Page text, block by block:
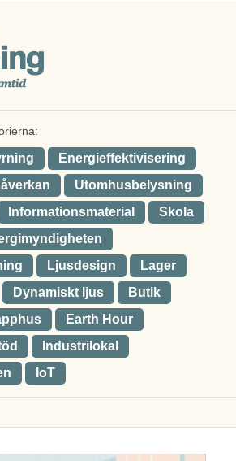
Energieffektivisering
Utomhusbelysning
Informationsmaterial
Skola
Ljusdesign
Lager
Dynamiskt ljus
Butik
Earth Hour
Industrilokal
IoT